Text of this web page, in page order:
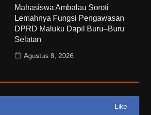
Mahasiswa Ambalau Soroti
Lemahnya Fungsi Pengawasan
DPRD Maluku Dapil Buru–Buru
Selatan
Agustus 8, 2026
Like